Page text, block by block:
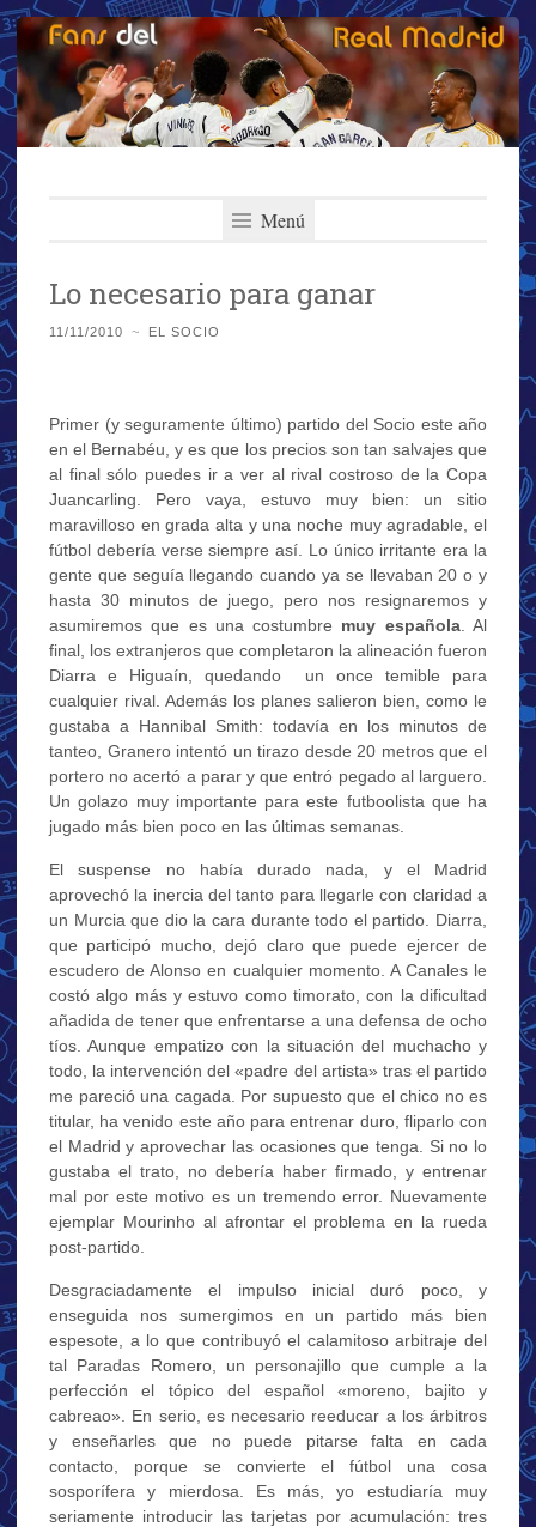
Menú
Lo necesario para ganar
11/11/2010 ~ EL SOCIO
Primer (y seguramente último) partido del Socio este año
en el Bernabéu, y es que los precios son tan salvajes que
al final sólo puedes ir a ver al rival costroso de la Copa
Juancarling. Pero vaya, estuvo muy bien: un sitio
maravilloso en grada alta y una noche muy agradable, el
fútbol debería verse siempre así. Lo único irritante era la
gente que seguía llegando cuando ya se llevaban 20 o y
hasta 30 minutos de juego, pero nos resignaremos y
asumiremos que es una costumbre muy española. Al
final, los extranjeros que completaron la alineación fueron
Diarra e Higuaín, quedando un once temible para
cualquier rival. Además los planes salieron bien, como le
gustaba a Hannibal Smith: todavía en los minutos de
tanteo, Granero intentó un tirazo desde 20 metros que el
portero no acertó a parar y que entró pegado al larguero.
Un golazo muy importante para este futboolista que ha
jugado más bien poco en las últimas semanas.
El suspense no había durado nada, y el Madrid
aprovechó la inercia del tanto para llegarle con claridad a
un Murcia que dio la cara durante todo el partido. Diarra,
que participó mucho, dejó claro que puede ejercer de
escudero de Alonso en cualquier momento. A Canales le
costó algo más y estuvo como timorato, con la dificultad
añadida de tener que enfrentarse a una defensa de ocho
tíos. Aunque empatizo con la situación del muchacho y
todo, la intervención del «padre del artista» tras el partido
me pareció una cagada. Por supuesto que el chico no es
titular, ha venido este año para entrenar duro, fliparlo con
el Madrid y aprovechar las ocasiones que tenga. Si no lo
gustaba el trato, no debería haber firmado, y entrenar
mal por este motivo es un tremendo error. Nuevamente
ejemplar Mourinho al afrontar el problema en la rueda
post-partido.
Desgraciadamente el impulso inicial duró poco, y
enseguida nos sumergimos en un partido más bien
espesote, a lo que contribuyó el calamitoso arbitraje del
tal Paradas Romero, un personajillo que cumple a la
perfección el tópico del español «moreno, bajito y
cabreao». En serio, es necesario reeducar a los árbitros
y enseñarles que no puede pitarse falta en cada
contacto, porque se convierte el fútbol una cosa
sosporífera y mierdosa. Es más, yo estudiaría muy
seriamente introducir las tarjetas por acumulación: tres